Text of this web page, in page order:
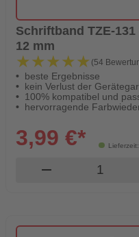
Schriftband TZE-
12 mm
★★★★★
★★★★★ (54
beste Ergebnisse
kein Verlust der
100% kompatibel und
hervorragende
3,99 €*
remove Produkt